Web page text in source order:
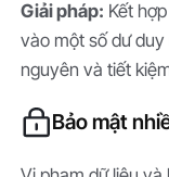
Giải pháp: Kết
vào một số dư
nguyên và tiết
Bảo mật